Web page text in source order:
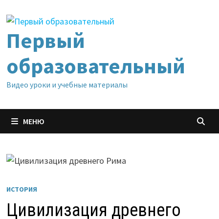
содержимому
Первый
образовательный
Видео уроки и учебные материалы
МЕНЮ
ИСТОРИЯ
Цивилизация древнего